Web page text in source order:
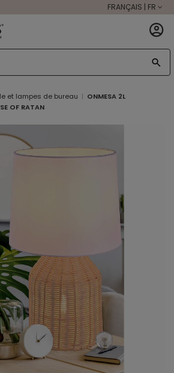
FRANÇAIS | FR
et lampes de bureau
ONMESA 2L
OF RATAN